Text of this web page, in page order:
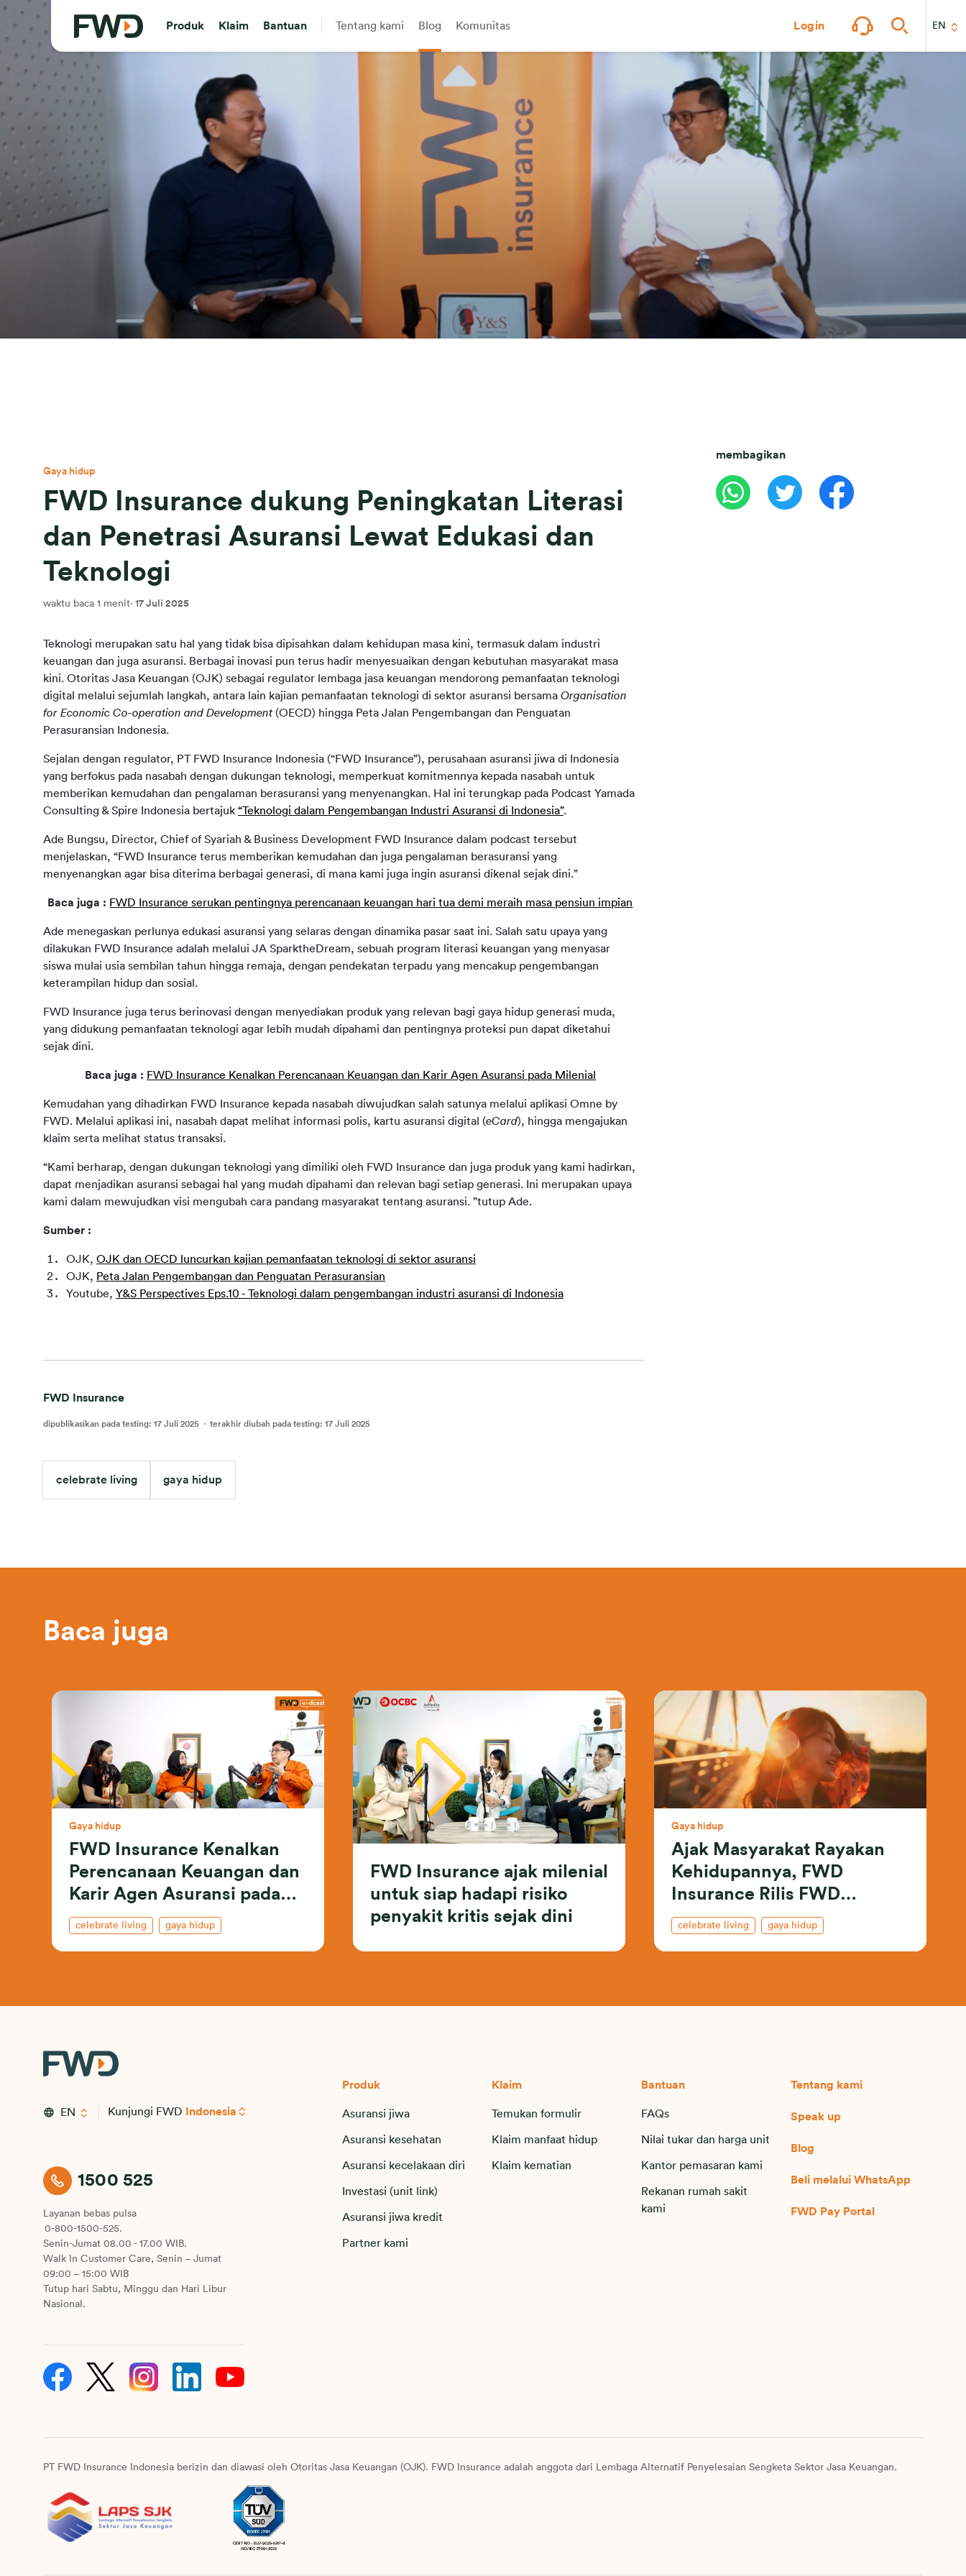
Produk Klaim Bantuan Tentang kami Blog Komunitas Login EN
Gaya hidup
FWD Insurance dukung Peningkatan Literasi
dan Penetrasi Asuransi Lewat Edukasi dan
Teknologi
waktu baca 1 menit· 17 Juli 2025
Teknologi merupakan satu hal yang tidak bisa dipisahkan dalam kehidupan masa kini, termasuk dalam industri
keuangan dan juga asuransi. Berbagai inovasi pun terus hadir menyesuaikan dengan kebutuhan masyarakat masa
kini. Otoritas Jasa Keuangan (OJK) sebagai regulator lembaga jasa keuangan mendorong pemanfaatan teknologi
digital melalui sejumlah langkah, antara lain kajian pemanfaatan teknologi di sektor asuransi bersama Organisation
for Economic Co-operation and Development (OECD) hingga Peta Jalan Pengembangan dan Penguatan
Perasuransian Indonesia.
Sejalan dengan regulator, PT FWD Insurance Indonesia (“FWD Insurance”), perusahaan asuransi jiwa di Indonesia
yang berfokus pada nasabah dengan dukungan teknologi, memperkuat komitmennya kepada nasabah untuk
memberikan kemudahan dan pengalaman berasuransi yang menyenangkan. Hal ini terungkap pada Podcast Yamada
Consulting & Spire Indonesia bertajuk “Teknologi dalam Pengembangan Industri Asuransi di Indonesia”.
Ade Bungsu, Director, Chief of Syariah & Business Development FWD Insurance dalam podcast tersebut
menjelaskan, “FWD Insurance terus memberikan kemudahan dan juga pengalaman berasuransi yang
menyenangkan agar bisa diterima berbagai generasi, di mana kami juga ingin asuransi dikenal sejak dini.”
Baca juga : FWD Insurance serukan pentingnya perencanaan keuangan hari tua demi meraih masa pensiun impian
Ade menegaskan perlunya edukasi asuransi yang selaras dengan dinamika pasar saat ini. Salah satu upaya yang
dilakukan FWD Insurance adalah melalui JA SparktheDream, sebuah program literasi keuangan yang menyasar
siswa mulai usia sembilan tahun hingga remaja, dengan pendekatan terpadu yang mencakup pengembangan
keterampilan hidup dan sosial.
FWD Insurance juga terus berinovasi dengan menyediakan produk yang relevan bagi gaya hidup generasi muda,
yang didukung pemanfaatan teknologi agar lebih mudah dipahami dan pentingnya proteksi pun dapat diketahui
sejak dini.
Baca juga : FWD Insurance Kenalkan Perencanaan Keuangan dan Karir Agen Asuransi pada Milenial
Kemudahan yang dihadirkan FWD Insurance kepada nasabah diwujudkan salah satunya melalui aplikasi Omne by
FWD. Melalui aplikasi ini, nasabah dapat melihat informasi polis, kartu asuransi digital (eCard), hingga mengajukan
klaim serta melihat status transaksi.
“Kami berharap, dengan dukungan teknologi yang dimiliki oleh FWD Insurance dan juga produk yang kami hadirkan,
dapat menjadikan asuransi sebagai hal yang mudah dipahami dan relevan bagi setiap generasi. Ini merupakan upaya
kami dalam mewujudkan visi mengubah cara pandang masyarakat tentang asuransi. ”tutup Ade.
Sumber :
OJK, OJK dan OECD luncurkan kajian pemanfaatan teknologi di sektor asuransi
OJK, Peta Jalan Pengembangan dan Penguatan Perasuransian
Youtube, Y&S Perspectives Eps.10 - Teknologi dalam pengembangan industri asuransi di Indonesia
FWD Insurance
dipublikasikan pada testing: 17 Juli 2025 · terakhir diubah pada testing: 17 Juli 2025
celebrate living gaya hidup
membagikan
Baca juga
Gaya hidup
FWD Insurance Kenalkan
Perencanaan Keuangan dan
Karir Agen Asuransi pada
Milenial
celebrate living gaya hidup
FWD Insurance ajak milenial
untuk siap hadapi risiko
penyakit kritis sejak dini
Gaya hidup
Ajak Masyarakat Rayakan
Kehidupannya, FWD
Insurance Rilis FWD
Celebrate Living Song
celebrate living gaya hidup
EN Kunjungi FWD Indonesia
1500 525
Layanan bebas pulsa
0-800-1500-525.
Senin-Jumat 08.00 - 17.00 WIB.
Walk In Customer Care, Senin – Jumat
09:00 – 15:00 WIB
Tutup hari Sabtu, Minggu dan Hari Libur
Nasional.
Produk
Asuransi jiwa
Asuransi kesehatan
Asuransi kecelakaan diri
Investasi (unit link)
Asuransi jiwa kredit
Partner kami
Klaim
Temukan formulir
Klaim manfaat hidup
Klaim kematian
Bantuan
FAQs
Nilai tukar dan harga unit
Kantor pemasaran kami
Rekanan rumah sakit
kami
Tentang kami
Speak up
Blog
Beli melalui WhatsApp
FWD Pay Portal
PT FWD Insurance Indonesia berizin dan diawasi oleh Otoritas Jasa Keuangan (OJK). FWD Insurance adalah anggota dari Lembaga Alternatif Penyelesaian Sengketa Sektor Jasa Keuangan.